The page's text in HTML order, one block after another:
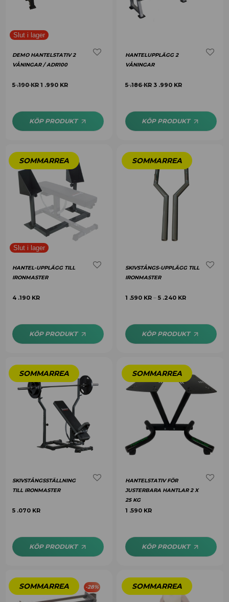
DEMO HANTELSTATIV 2
VÅNINGAR / ADR100
5 .190KR 1 .990 KR
KÖP PRODUKT
HANTELUPPLÄGG 2
VÅNINGAR
5 .186KR 3 .990 KR
KÖP PRODUKT
HANTEL-UPPLÄGG TILL
IRONMASTER
4 .190 KR
KÖP PRODUKT
SKIVSTÅNGS-UPPLÄGG TILL
IRONMASTER
1 .590 KR – 5 .240 KR
KÖP PRODUKT
SKIVSTÅNGSSTÄLLNING
TILL IRONMASTER
5 .070 KR
KÖP PRODUKT
HANTELSTATIV FÖR
JUSTERBARA HANTLAR 2 X
25 KG
1 .590 KR
KÖP PRODUKT
-28%